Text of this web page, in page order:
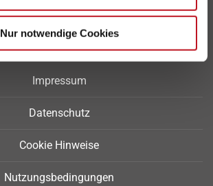
Nur notwendige Cookies
Sitemap
Rechtliches
Impressum
Datenschutz
Cookie Hinweise
Nutzungsbedingungen